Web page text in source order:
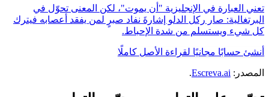
تعني العبارة في الإنجليزية "أن يموت"، لكن المعنى تحوّل في
البرتغالية: صار ركل الدلو إشارةَ نفاد صبرٍ لمن يفقد أعصابه فيترك
كل شيء ويستسلم من شدة الإحباط.
أنشئ حسابًا مجانيًا لقراءة الأصل كاملًا
المصدر: Escreva.ai
.